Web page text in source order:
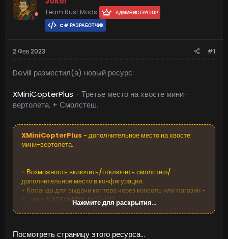
Team Rust Mods
АДМИНИСТРАТОР
C# РАЗРАБОТЧИК
2 Фев 2023 #1
Devill разместил(а) новый ресурс:
XMiniCopterPlus - Третье место на хвосте мини-
вертолета. + Смолстеш.
XMiniCopterPlus - дополнительное место на хвосте
мини-вертолета.
- Возможность включить/отключить смолстеш/
дополнительное место в конфигурации.
- Команда для выдачи коптера через консоль или магазин -
c_give %STEAMID% КОЛ-ВОНажмите для раскрытия...
Посмотреть страницу этого ресурса...